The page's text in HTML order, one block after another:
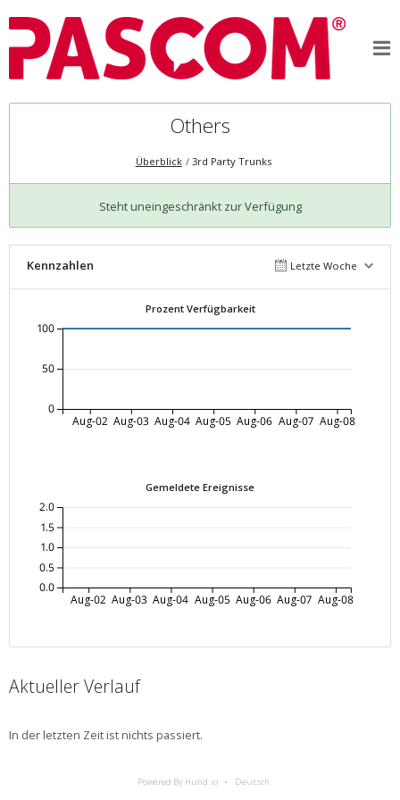
Others
Überblick 3rd Party Trunks
Steht uneingeschränkt zur Verfügung
Kennzahlen Letzte Woche
Prozent Verfügbarkeit
Aug-02 Aug-03 Aug-04 Aug-05 Aug-06 Aug-07 Aug-08
0
50
100
Gemeldete Ereignisse
Aug-02 Aug-03 Aug-04 Aug-05 Aug-06 Aug-07 Aug-08
0.0
0.5
1.0
1.5
2.0
Aktueller Verlauf
In der letzten Zeit ist nichts passiert.
Powered By Hund.io Deutsch